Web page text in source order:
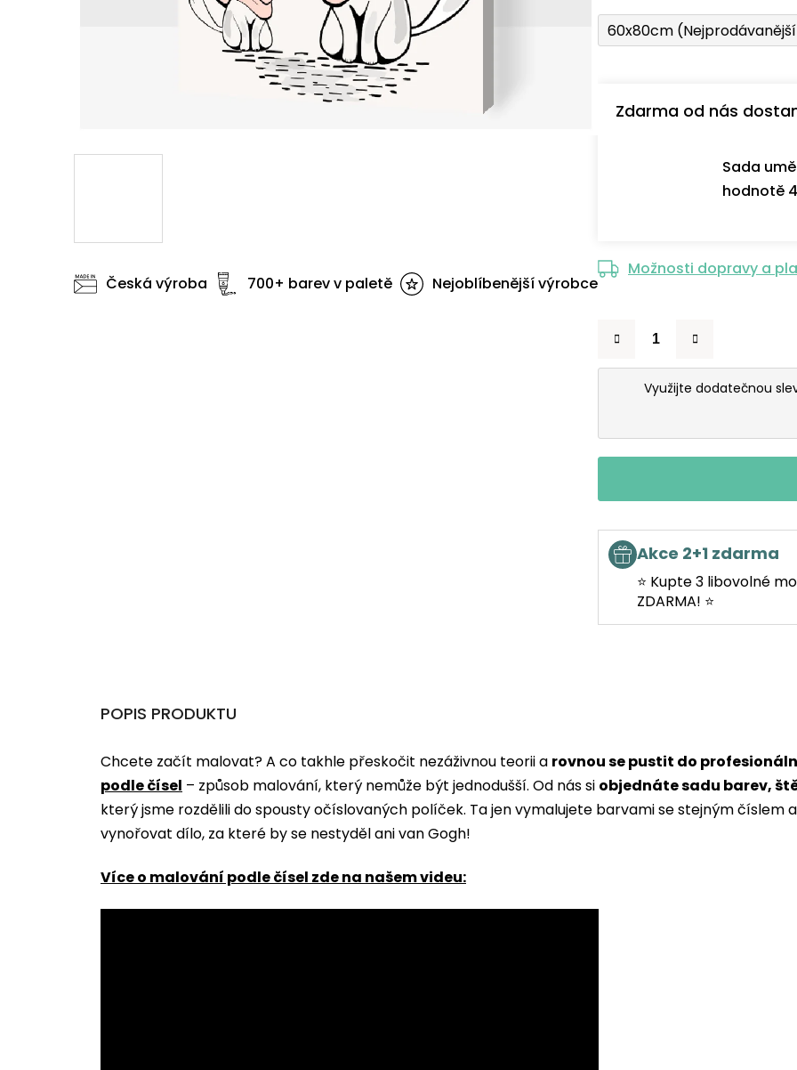
60x80cm
Zdarma od nás
Sada
hodnotě
Možnosti dopravy a
Využijte dodatečnou
Akce 2+1 zdarma
⭐ Kupte 3 libovolné
ZDARMA! ⭐
Česká výroba 700+ barev v paletě Nejoblíbenější výrobce
POPIS PRODUKTU
Chcete začít malovat? A co takhle přeskočit nezáživnou teorii a rovnou se pustit do
podle čísel ­­– způsob malování, který nemůže být jednodušší. Od nás si objednáte sadu barev,
který jsme rozdělili do spousty očíslovaných políček. Ta jen vymalujete barvami se stejným číslem
vynořovat dílo, za které by se nestyděl ani van Gogh!
Více o malování podle čísel zde na našem videu: